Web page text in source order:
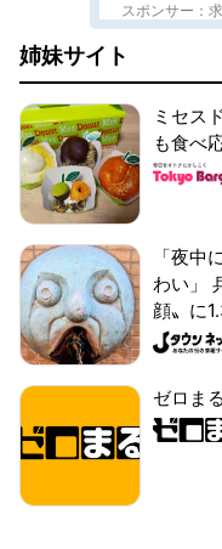
スポンサー：
姉妹サイト
ミセス
も食べ
「夜中
わい」
顔〟に
ゼロまる